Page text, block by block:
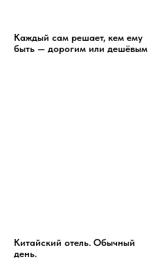
Каждый сам решает, кем ему
быть — дорогим или дешёвым
Китайский отель. Обычный
день.